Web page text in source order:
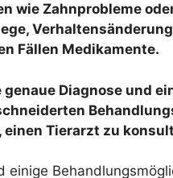
wie Zahnprobleme
Fällen Medikamente.
genaue Diagnose und
einen Tierarzt zu
einige